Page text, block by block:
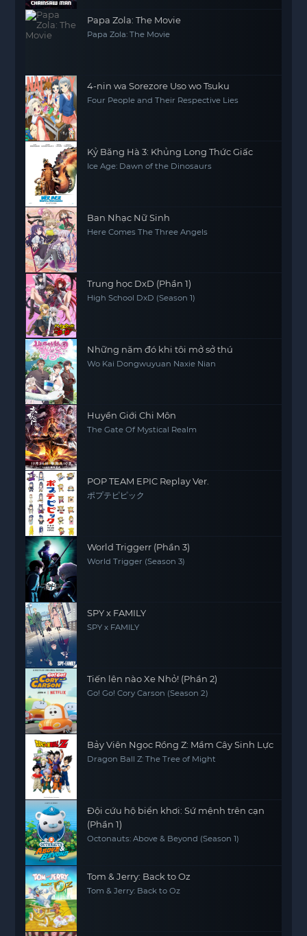
Papa Zola: The Movie
Papa Zola: The Movie
4-nin wa Sorezore Uso wo Tsuku
Four People and Their Respective Lies
Kỷ Băng Hà 3: Khủng Long Thức Giấc
Ice Age: Dawn of the Dinosaurs
Ban Nhạc Nữ Sinh
Here Comes The Three Angels
Trung học DxD (Phần 1)
High School DxD (Season 1)
Những năm đó khi tôi mở sở thú
Wo Kai Dongwuyuan Naxie Nian
Huyền Giới Chi Môn
The Gate Of Mystical Realm
POP TEAM EPIC Replay Ver.
ポプテピピック
World Triggerr (Phần 3)
World Trigger (Season 3)
SPY x FAMILY
SPY x FAMILY
Tiến lên nào Xe Nhỏ! (Phần 2)
Go! Go! Cory Carson (Season 2)
Bảy Viên Ngọc Rồng Z: Mầm Cây Sinh Lực
Dragon Ball Z: The Tree of Might
Đội cứu hộ biển khơi: Sứ mệnh trên cạn
(Phần 1)
Octonauts: Above & Beyond (Season 1)
Tom & Jerry: Back to Oz
Tom & Jerry: Back to Oz